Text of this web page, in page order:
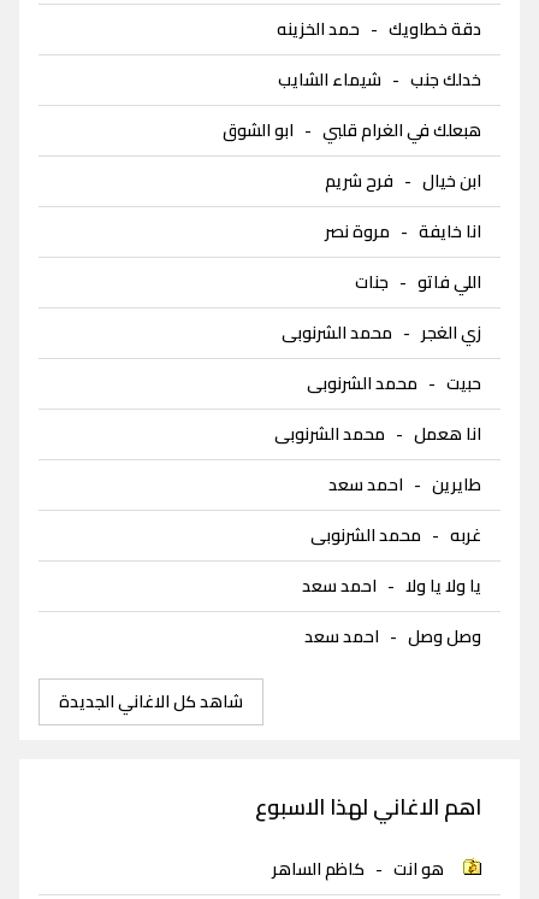
دقة خطاويك - حمد الخزينه
خدلك جنب - شيماء الشايب
هبعلك في الغرام قلبي - ابو الشوق
ابن خيال - فرح شريم
انا خايفة - مروة نصر
اللي فاتو - جنات
زي الغجر - محمد الشرنوبى
حبيت - محمد الشرنوبى
انا هعمل - محمد الشرنوبى
طايرين - احمد سعد
غربه - محمد الشرنوبى
يا ولا يا ولا - احمد سعد
وصل وصل - احمد سعد
شاهد كل الاغاني الجديدة
اهم الاغاني لهذا الاسبوع
هو انت - كاظم الساهر